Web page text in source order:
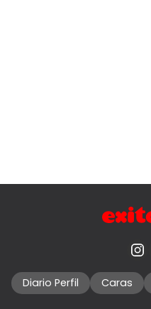
Diario Perfil Caras